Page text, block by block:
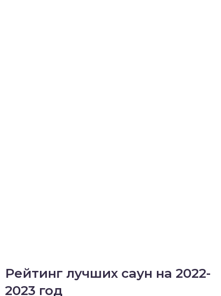
Рейтинг лучших саун на 2022-
2023 год